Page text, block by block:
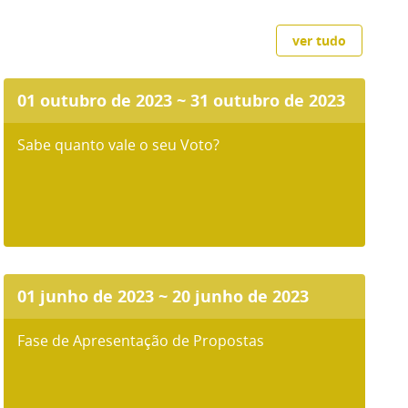
ver tudo
01 outubro de 2023 ~ 31 outubro de 2023
Sabe quanto vale o seu Voto?
01 junho de 2023 ~ 20 junho de 2023
Fase de Apresentação de Propostas